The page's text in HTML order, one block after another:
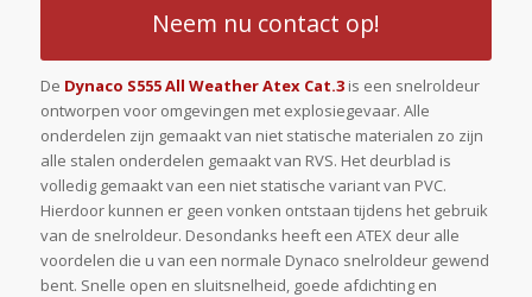
Neem nu contact op!
De Dynaco S555 All Weather Atex Cat.3is een snelroldeur
ontworpen voor omgevingen met explosiegevaar. Alle
onderdelen zijn gemaakt van niet statische materialen zo zijn
alle stalen onderdelen gemaakt van RVS. Het deurblad is
volledig gemaakt van een niet statische variant van PVC.
Hierdoor kunnen er geen vonken ontstaan tijdens het gebruik
van de snelroldeur. Desondanks heeft een ATEX deur alle
voordelen die u van een normale Dynaco snelroldeur gewend
bent. Snelle open en sluitsnelheid, goede afdichting en